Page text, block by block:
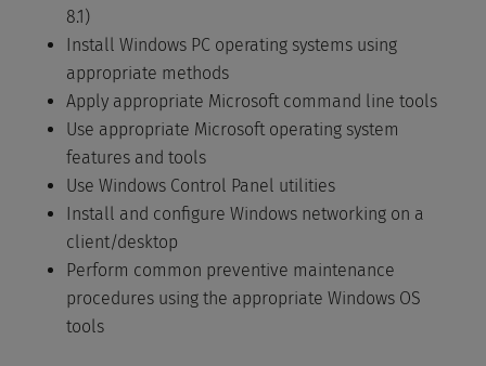
8.1)
Install Windows PC operating systems using
appropriate methods
Apply appropriate Microsoft command line tools
Use appropriate Microsoft operating system
features and tools
Use Windows Control Panel utilities
Install and configure Windows networking on a
client/desktop
Perform common preventive maintenance
procedures using the appropriate Windows OS
tools